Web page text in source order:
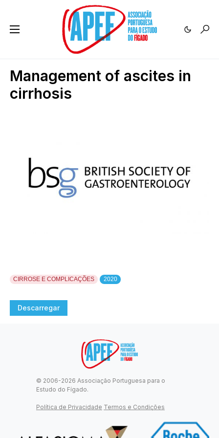
Management of ascites in
cirrhosis
CIRROSE E COMPLICAÇÕES 2020
Descarregar
© 2006-2026 Associação Portuguesa para o
Estudo do Fígado.
Política de Privacidade Termos e Condições